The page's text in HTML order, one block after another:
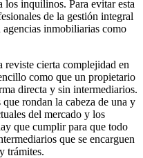
los inquilinos. Para evitar esta
de la gestión integral
inmobiliarias como
cierta complejidad en
como que un propietario
directa y sin intermediarios.
rondan la cabeza de una y
del mercado y los
que cumplir para que todo
que se encarguen
trámites.